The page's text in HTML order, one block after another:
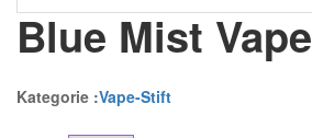
Blue Mist Vape
Kategorie :Vape-Stift